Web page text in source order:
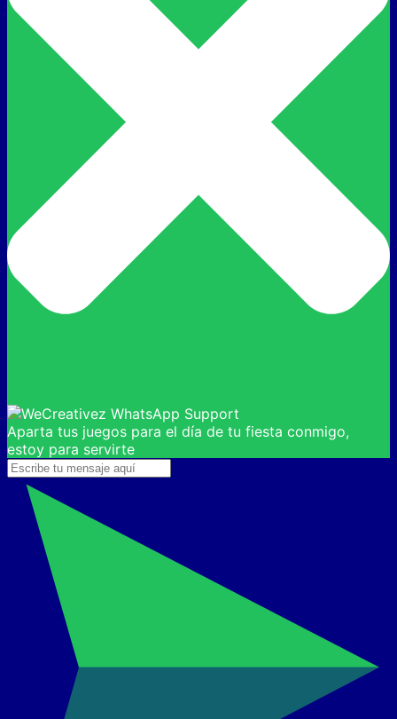
Aparta tus juegos para el día de tu fiesta conmigo,
estoy para servirte